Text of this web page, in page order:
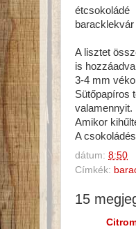
étcsokoládé
baracklekvár
A lisztet
is
3-4 mm
Sütőpapíros
valamennyit.
Amikor
A
dátum: 8:50
Címkék:
15